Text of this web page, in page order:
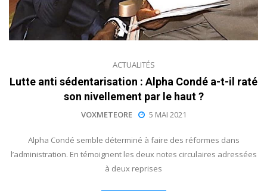
ACTUALITÉS
Lutte anti sédentarisation : Alpha Condé a-t-il raté
son nivellement par le haut ?
VOXMETEORE 5 MAI 2021
Alpha Condé semble déterminé à faire des réformes dans
l’administration. En témoignent les deux notes circulaires adressées
à deux reprises